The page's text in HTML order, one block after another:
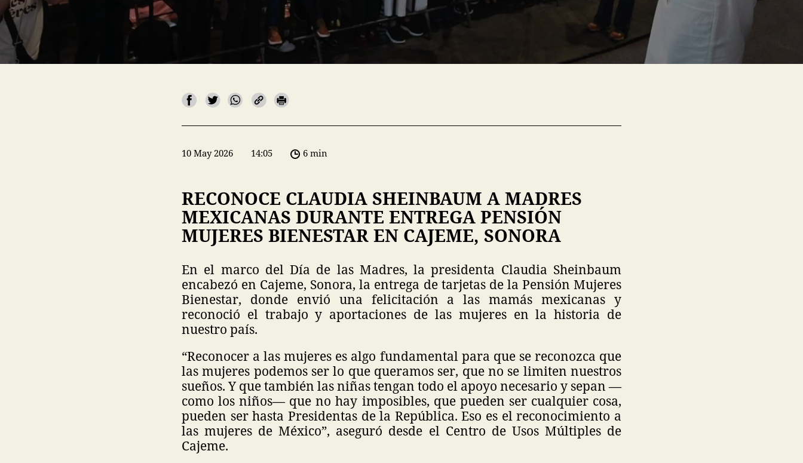
10 May 2026 14:05 6 min
RECONOCE CLAUDIA SHEINBAUM A MADRES
MEXICANAS DURANTE ENTREGA PENSIÓN
MUJERES BIENESTAR EN CAJEME, SONORA
En el marco del Día de las Madres, la presidenta Claudia Sheinbaum
encabezó en Cajeme, Sonora, la entrega de tarjetas de la Pensión Mujeres
Bienestar, donde envió una felicitación a las mamás mexicanas y
reconoció el trabajo y aportaciones de las mujeres en la historia de
nuestro país.
“Reconocer a las mujeres es algo fundamental para que se reconozca que
las mujeres podemos ser lo que queramos ser, que no se limiten nuestros
sueños. Y que también las niñas tengan todo el apoyo necesario y sepan —
como los niños— que no hay imposibles, que pueden ser cualquier cosa,
pueden ser hasta Presidentas de la República. Eso es el reconocimiento a
las mujeres de México”, aseguró desde el Centro de Usos Múltiples de
Cajeme.